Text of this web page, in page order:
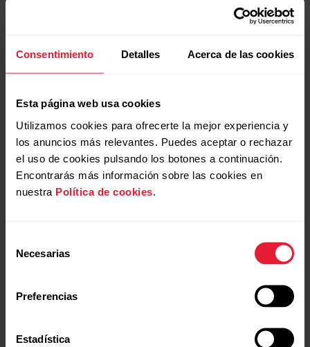
Consentimiento Detalles Acerca de las cookies
Esta página web usa cookies
Utilizamos cookies para ofrecerte la mejor experiencia y
los anuncios más relevantes. Puedes aceptar o rechazar
el uso de cookies pulsando los botones a continuación.
Encontrarás más información sobre las cookies en
nuestra Política de cookies
Necesarias
Preferencias
Estadística
Polar set to launch a new device and
redefine fitness tech with brand-new
Read more
From city streets to summit peaks:
Polar’s most compact outdoor watch
Grit X2 is built to move with you
Read more